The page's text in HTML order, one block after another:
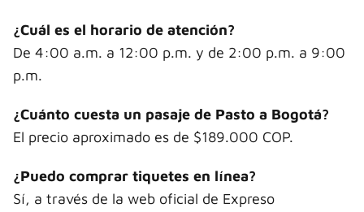
¿Cuál es el horario de atención?
De 4:00 a.m. a 12:00 p.m. y de 2:00 p.m. a 9:00
p.m.
¿Cuánto cuesta un pasaje de Pasto a Bogotá?
El precio aproximado es de $189.000 COP.
¿Puedo comprar tiquetes en línea?
Sí, a través de la web oficial de Expreso